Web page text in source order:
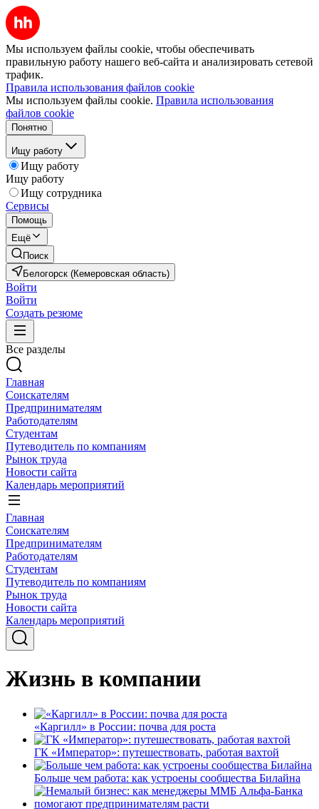
Мы используем файлы cookie, чтобы обеспечивать
правильную работу нашего веб-сайта и анализировать сетевой
трафик.
Правила использования файлов cookie
Мы используем файлы cookie. Правила использования
файлов cookie
Понятно
Ищу работу
Ищу работу
Ищу работу
Ищу сотрудника
Сервисы
Помощь
Ещё
Поиск
Белогорск (Кемеровская область)
Войти
Войти
Создать резюме
Все разделы
Главная
Соискателям
Предпринимателям
Работодателям
Студентам
Путеводитель по компаниям
Рынок труда
Новости сайта
Календарь мероприятий
Главная
Соискателям
Предпринимателям
Работодателям
Студентам
Путеводитель по компаниям
Рынок труда
Новости сайта
Календарь мероприятий
Жизнь в компании
«Каргилл» в России: почва для роста
ГК «Император»: путешествовать, работая вахтой
Больше чем работа: как устроены сообщества Билайна